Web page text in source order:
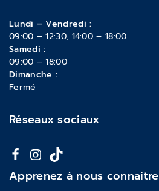
Lundi – Vendredi :
09:00 – 12:30, 14:00 – 18:00
Samedi :
09:00 – 18:00
Dimanche :
Fermé
Réseaux sociaux
Apprenez à nous connaitre